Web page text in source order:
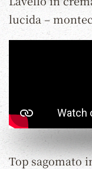
lucida –
Top sagomato